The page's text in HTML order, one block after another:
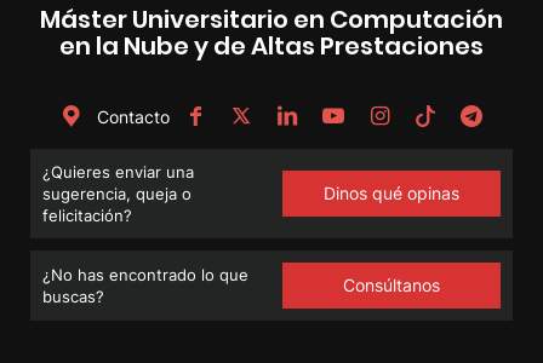
Máster Universitario en Computación
en la Nube y de Altas Prestaciones
Contacto
¿Quieres enviar una
sugerencia, queja o
felicitación?
Dinos qué opinas
¿No has encontrado lo que
buscas?
Consúltanos